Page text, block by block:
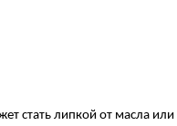
стать липкой от масла или